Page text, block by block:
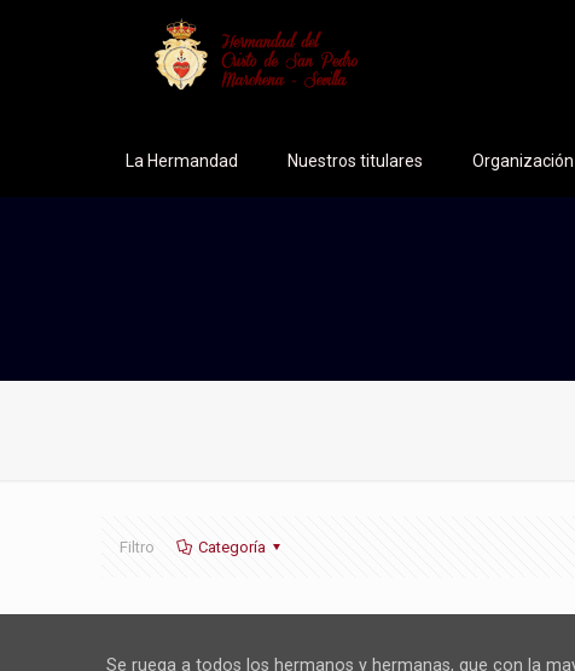
La Hermandad Nuestros titulares Organización
Filtro Categoría
Se ruega a todos los hermanos y hermanas, que con la